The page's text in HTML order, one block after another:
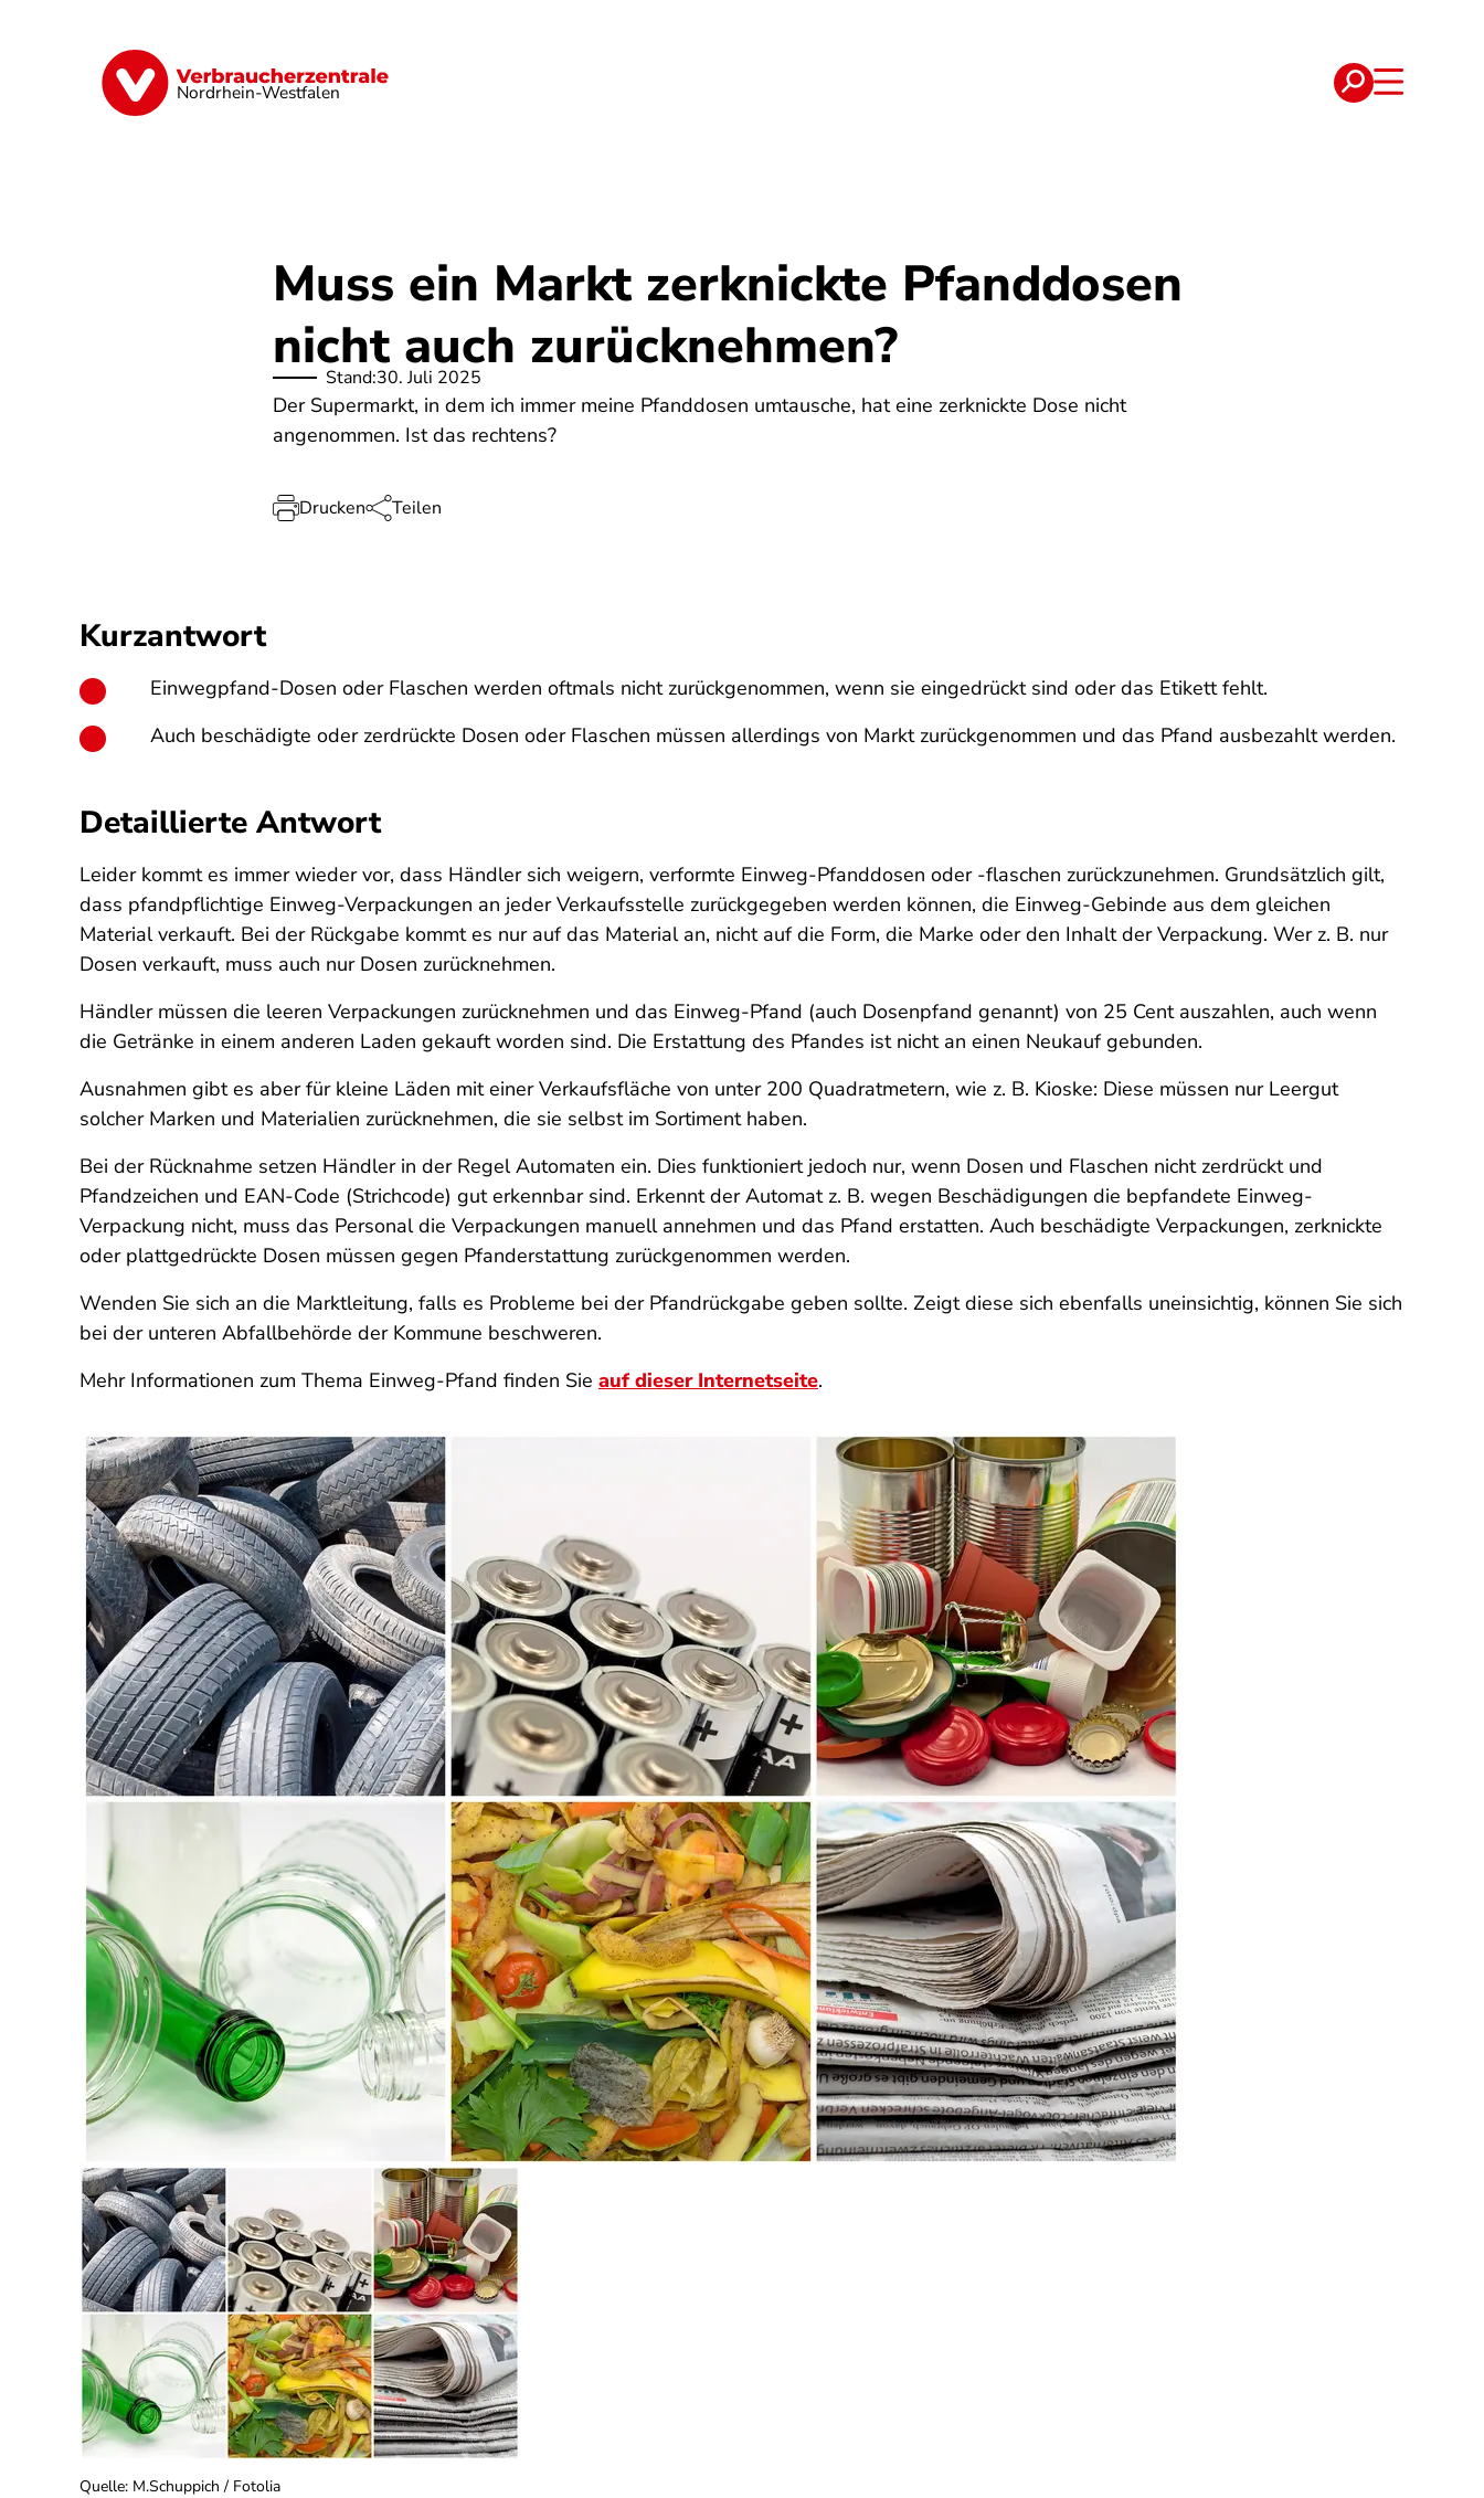
Nordrhein-Westfalen
Finanzen Digitales Lebensmittel
Muss ein Markt zerknickte Pfanddosen
nicht auch zurücknehmen?
Stand:30. Juli 2025
Der Supermarkt, in dem ich immer meine Pfanddosen umtausche, hat eine zerknickte Dose nicht
angenommen. Ist das rechtens?
Drucken Teilen
Kurzantwort
Einwegpfand-Dosen oder Flaschen werden oftmals nicht zurückgenommen, wenn sie eingedrückt sind oder das Etikett fehlt.
Auch beschädigte oder zerdrückte Dosen oder Flaschen müssen allerdings von Markt zurückgenommen und das Pfand ausbezahlt werden.
Detaillierte Antwort
Leider kommt es immer wieder vor, dass Händler sich weigern, verformte Einweg-Pfanddosen oder -flaschen zurückzunehmen. Grundsätzlich gilt,
dass pfandpflichtige Einweg-Verpackungen an jeder Verkaufsstelle zurückgegeben werden können, die Einweg-Gebinde aus dem gleichen
Material verkauft. Bei der Rückgabe kommt es nur auf das Material an, nicht auf die Form, die Marke oder den Inhalt der Verpackung. Wer z. B. nur
Dosen verkauft, muss auch nur Dosen zurücknehmen.
Händler müssen die leeren Verpackungen zurücknehmen und das Einweg-Pfand (auch Dosenpfand genannt) von 25 Cent auszahlen, auch wenn
die Getränke in einem anderen Laden gekauft worden sind. Die Erstattung des Pfandes ist nicht an einen Neukauf gebunden.
Ausnahmen gibt es aber für kleine Läden mit einer Verkaufsfläche von unter 200 Quadratmetern, wie z. B. Kioske: Diese müssen nur Leergut
solcher Marken und Materialien zurücknehmen, die sie selbst im Sortiment haben.
Bei der Rücknahme setzen Händler in der Regel Automaten ein. Dies funktioniert jedoch nur, wenn Dosen und Flaschen nicht zerdrückt und
Pfandzeichen und EAN-Code (Strichcode) gut erkennbar sind. Erkennt der Automat z. B. wegen Beschädigungen die bepfandete Einweg-
Verpackung nicht, muss das Personal die Verpackungen manuell annehmen und das Pfand erstatten. Auch beschädigte Verpackungen, zerknickte
oder plattgedrückte Dosen müssen gegen Pfanderstattung zurückgenommen werden.
Wenden Sie sich an die Marktleitung, falls es Probleme bei der Pfandrückgabe geben sollte. Zeigt diese sich ebenfalls uneinsichtig, können Sie sich
bei der unteren Abfallbehörde der Kommune beschweren.
Mehr Informationen zum Thema Einweg-Pfand finden Sie auf dieser Internetseite.
Quelle: M.Schuppich / Fotolia